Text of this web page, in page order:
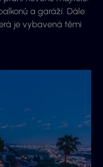
a garáží. Dále
je vybavená těmi